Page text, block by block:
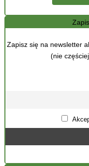
Zapisz się na newsletter
(nie